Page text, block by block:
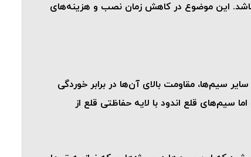
این موضوع در کاهش زمان نصب و هزینه‌های
سیم‌ها، مقاومت بالای آن‌ها در برابر خوردگی
قلع اندود با لایه حفاظتی قلع از